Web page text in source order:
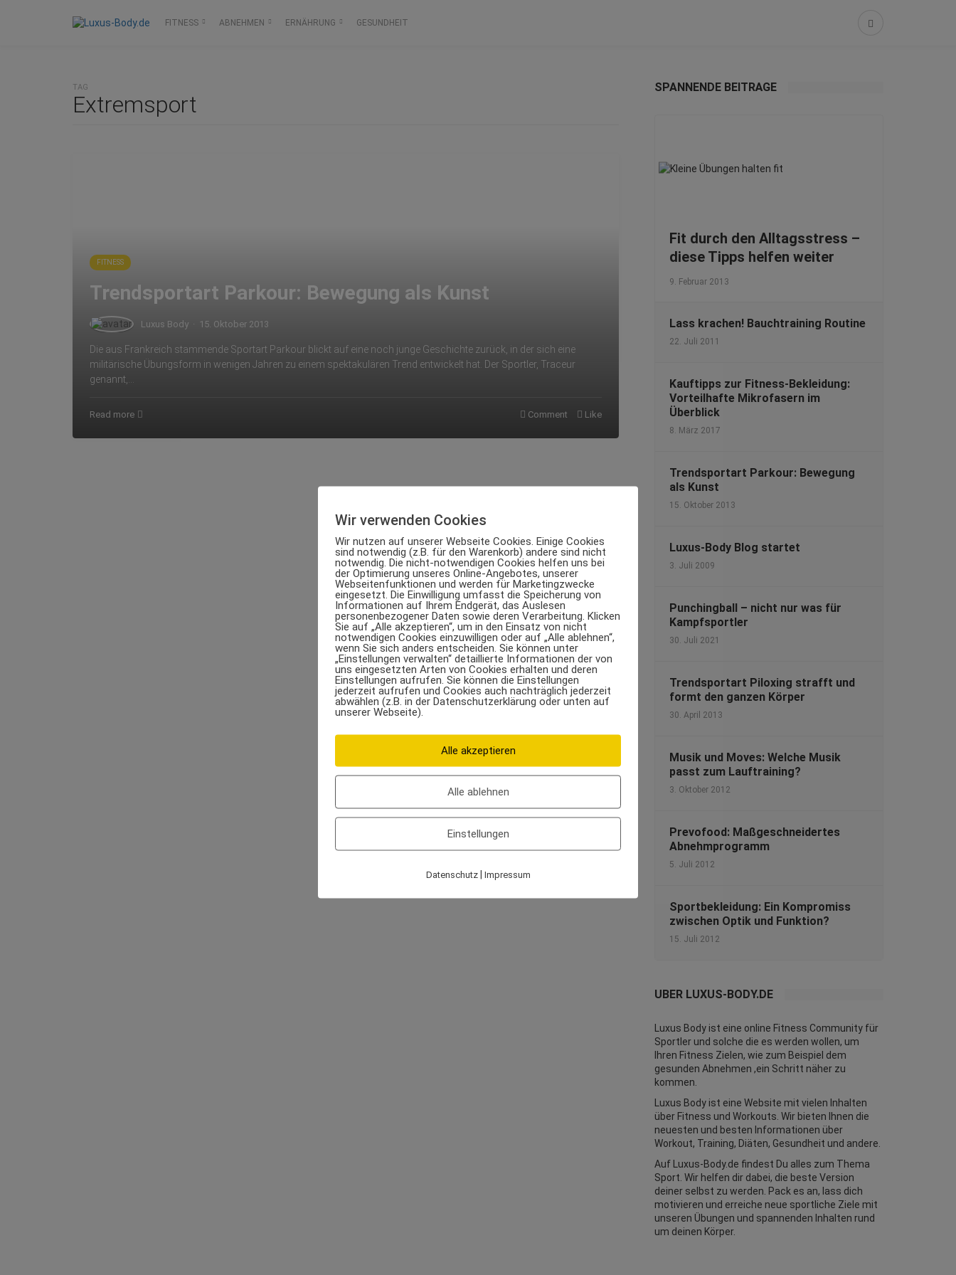
FITNESS ABNEHMEN ERNÄHRUNG GESUNDHEIT
TAG
Extremsport
FITNESS
Trendsportart Parkour: Bewegung als Kunst
Luxus Body · 15. Oktober 2013
Die aus Frankreich stammende Sportart Parkour blickt auf eine noch junge Geschichte zurück, in der sich eine
militärische Übungsform in wenigen Jahren zu einem spektakulären Trend entwickelt hat. Der Sportler, Traceur
genannt,…
Read more Comment Like
SPANNENDE BEITRÄGE
Fit durch den Alltagsstress –
diese Tipps helfen weiter
9. Februar 2013
Lass krachen! Bauchtraining Routine
22. Juli 2011
Kauftipps zur Fitness-Bekleidung:
Vorteilhafte Mikrofasern im
Überblick
8. März 2017
Trendsportart Parkour: Bewegung
als Kunst
15. Oktober 2013
Luxus-Body Blog startet
3. Juli 2009
Punchingball – nicht nur was für
Kampfsportler
30. Juli 2021
Trendsportart Piloxing strafft und
formt den ganzen Körper
30. April 2013
Musik und Moves: Welche Musik
passt zum Lauftraining?
3. Oktober 2012
Prevofood: Maßgeschneidertes
Abnehmprogramm
5. Juli 2012
Sportbekleidung: Ein Kompromiss
zwischen Optik und Funktion?
15. Juli 2012
ÜBER LUXUS-BODY.DE
Luxus Body ist eine online Fitness Community für
Sportler und solche die es werden wollen, um
Ihren Fitness Zielen, wie zum Beispiel dem
gesunden Abnehmen ,ein Schritt näher zu
kommen.
Luxus Body ist eine Website mit vielen Inhalten
über Fitness und Workouts . Wir bieten Ihnen die
neuesten und besten Informationen über
Workout, Training, Diäten, Gesundheit und andere.
Auf Luxus-Body.de findest Du alles zum Thema
Sport. Wir helfen dir dabei, die beste Version
deiner selbst zu werden. Pack es an, lass dich
motivieren und erreiche neue sportliche Ziele mit
unseren Übungen und spannenden Inhalten rund
um deinen Körper.
Wir verwenden Cookies
Wir nutzen auf unserer Webseite Cookies. Einige Cookies
sind notwendig (z.B. für den Warenkorb) andere sind nicht
notwendig. Die nicht-notwendigen Cookies helfen uns bei
der Optimierung unseres Online-Angebotes, unserer
Webseitenfunktionen und werden für Marketingzwecke
eingesetzt. Die Einwilligung umfasst die Speicherung von
Informationen auf Ihrem Endgerät, das Auslesen
personenbezogener Daten sowie deren Verarbeitung. Klicken
Sie auf „Alle akzeptieren“, um in den Einsatz von nicht
notwendigen Cookies einzuwilligen oder auf „Alle ablehnen“,
wenn Sie sich anders entscheiden. Sie können unter
„Einstellungen verwalten“ detaillierte Informationen der von
uns eingesetzten Arten von Cookies erhalten und deren
Einstellungen aufrufen. Sie können die Einstellungen
jederzeit aufrufen und Cookies auch nachträglich jederzeit
abwählen (z.B. in der Datenschutzerklärung oder unten auf
unserer Webseite).
Alle akzeptieren
Alle ablehnen
Einstellungen
Datenschutz| Impressum